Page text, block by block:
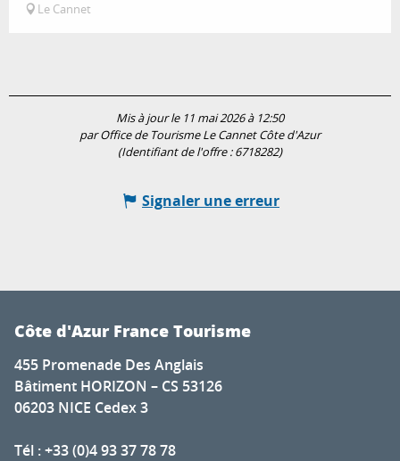
Le Cannet
Mis à jour le 11 mai 2026 à 12:50
par Office de Tourisme Le Cannet Côte d'Azur
(Identifiant de l'offre :6718282)
Signaler une erreur
Côte d'Azur France Tourisme
455 Promenade Des Anglais
Bâtiment HORIZON – CS 53126
06203 NICE Cedex 3
Tél : +33 (0)4 93 37 78 78